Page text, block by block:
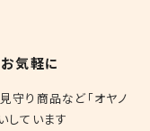
気軽に
守り商品など「オヤノ
しています